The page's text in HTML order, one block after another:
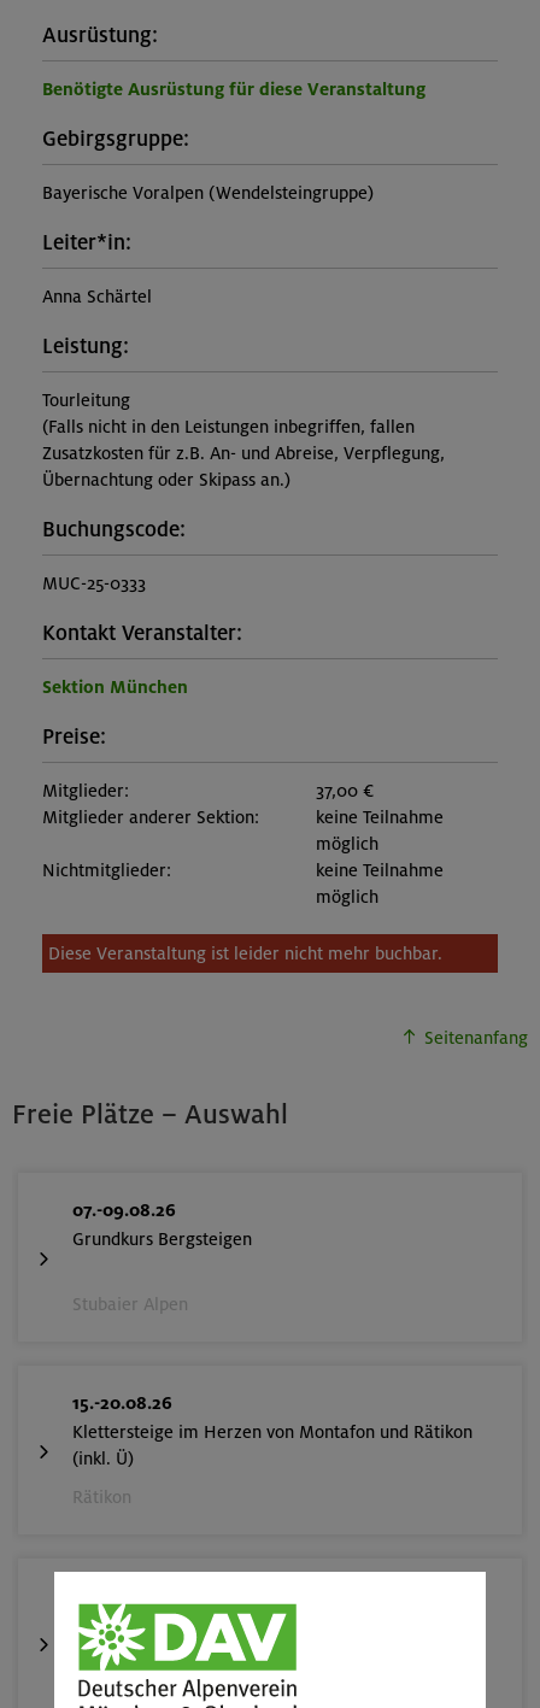
Ausrüstung:
Benötigte Ausrüstung für diese Veranstaltung
Gebirgsgruppe:
Bayerische Voralpen (Wendelsteingruppe)
Leiter*in:
Anna Schärtel
Leistung:
Tourleitung
(Falls nicht in den Leistungen inbegriffen, fallen
Zusatzkosten für z.B. An- und Abreise, Verpflegung,
Übernachtung oder Skipass an.)
Buchungscode:
MUC-25-0333
Kontakt Veranstalter:
Sektion München
Preise:
Mitglieder:
37,00 €
Mitglieder anderer Sektion:
keine Teilnahme
möglich
Nichtmitglieder:
keine Teilnahme
möglich
Diese Veranstaltung ist leider nicht mehr buchbar.
Seitenanfang
Freie Plätze – Auswahl
07.-09.08.26
Grundkurs Bergsteigen
Stubaier Alpen
15.-20.08.26
Klettersteige im Herzen von Montafon und Rätikon
(inkl. Ü)
Rätikon
Fahrtechnik II - Advanced - Kompakt
München